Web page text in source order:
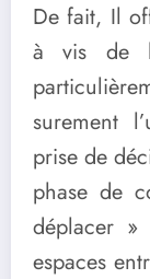
De fait, Il
à vis de
surement
prise de
phase de
déplacer »
espaces